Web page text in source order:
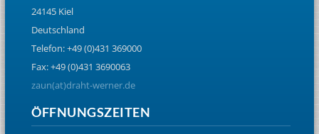
24145 Kiel
Deutschland
Telefon: +49 (0)431 369000
Fax: +49 (0)431 3690063
zaun(at)draht-werner.de
ÖFFNUNGSZEITEN